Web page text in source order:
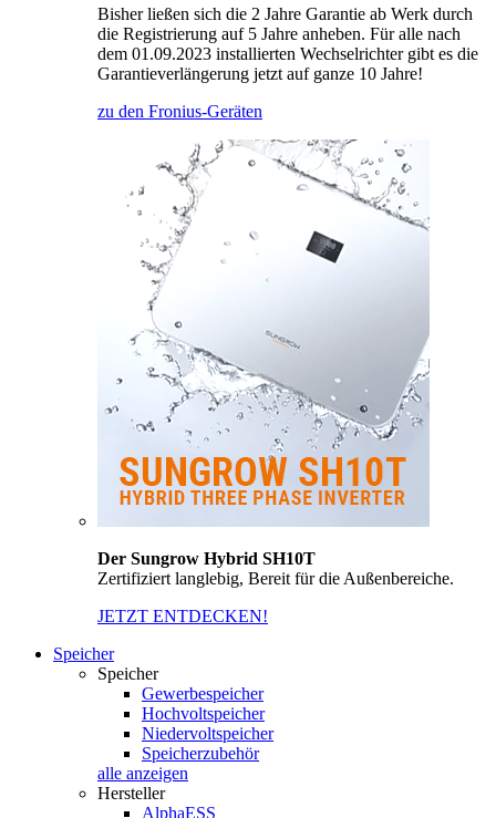
Bisher ließen sich die 2 Jahre Garantie ab Werk durch
die Registrierung auf 5 Jahre anheben. Für alle nach
dem 01.09.2023 installierten Wechselrichter gibt es die
Garantieverlängerung jetzt auf ganze 10 Jahre!
zu den Fronius-Geräten
Der Sungrow Hybrid SH10T
Zertifiziert langlebig, Bereit für die Außenbereiche.
JETZT ENTDECKEN!
Speicher
Speicher
Gewerbespeicher
Hochvoltspeicher
Niedervoltspeicher
Speicherzubehör
alle anzeigen
Hersteller
AlphaESS